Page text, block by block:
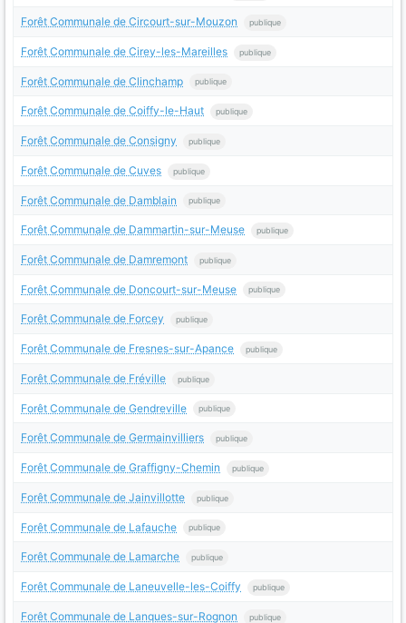
Forêt Communale de Circourt-sur-Mouzon publique
Forêt Communale de Cirey-les-Mareilles publique
Forêt Communale de Clinchamp publique
Forêt Communale de Coiffy-le-Haut publique
Forêt Communale de Consigny publique
Forêt Communale de Cuves publique
Forêt Communale de Damblain publique
Forêt Communale de Dammartin-sur-Meuse publique
Forêt Communale de Damremont publique
Forêt Communale de Doncourt-sur-Meuse publique
Forêt Communale de Forcey publique
Forêt Communale de Fresnes-sur-Apance publique
Forêt Communale de Fréville publique
Forêt Communale de Gendreville publique
Forêt Communale de Germainvilliers publique
Forêt Communale de Graffigny-Chemin publique
Forêt Communale de Jainvillotte publique
Forêt Communale de Lafauche publique
Forêt Communale de Lamarche publique
Forêt Communale de Laneuvelle-les-Coiffy publique
Forêt Communale de Lanques-sur-Rognon publique